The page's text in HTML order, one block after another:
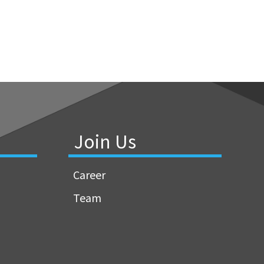
Join Us
Career
Team